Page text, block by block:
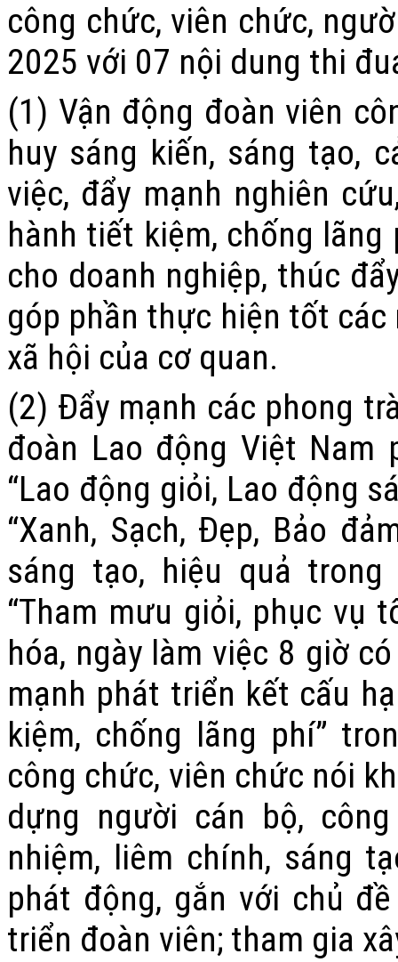
công chức, viên chức,
2025 với 07 nội dung thi
(1) Vận động đoàn viên
huy sáng kiến, sáng tạo,
việc, đẩy mạnh nghiên
hành tiết kiệm, chống
cho doanh nghiệp, thúc
góp phần thực hiện tốt
xã hội của cơ quan.
(2) Đẩy mạnh các phong
đoàn Lao động Việt Nam
“Lao động giỏi, Lao động
“Xanh, Sạch, Đẹp, Bảo
sáng tạo, hiệu quả
“Tham mưu giỏi, phục vụ
hóa, ngày làm việc 8 giờ
mạnh phát triển kết cấu
kiệm, chống lãng phí”
công chức, viên chức nói
dựng người cán bộ,
nhiệm, liêm chính, sáng
phát động, gắn với chủ
triển đoàn viên; tham gia